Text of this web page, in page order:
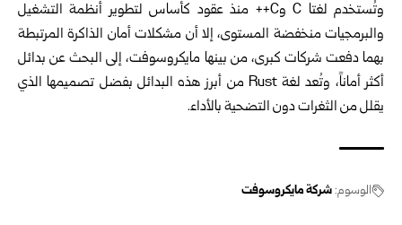
وتُستخدم لغتا C وC++ منذ عقود كأساس لتطوير أنظمة التشغيل
والبرمجيات منخفضة المستوى، إلا أن مشكلات أمان الذاكرة المرتبطة
بهما دفعت شركات كبرى، من بينها مايكروسوفت، إلى البحث عن بدائل
أكثر أماناً، وتُعد لغة Rust من أبرز هذه البدائل بفضل تصميمها الذي
يقلل من الثغرات دون التضحية بالأداء.
الوسوم:شركة مايكروسوفت